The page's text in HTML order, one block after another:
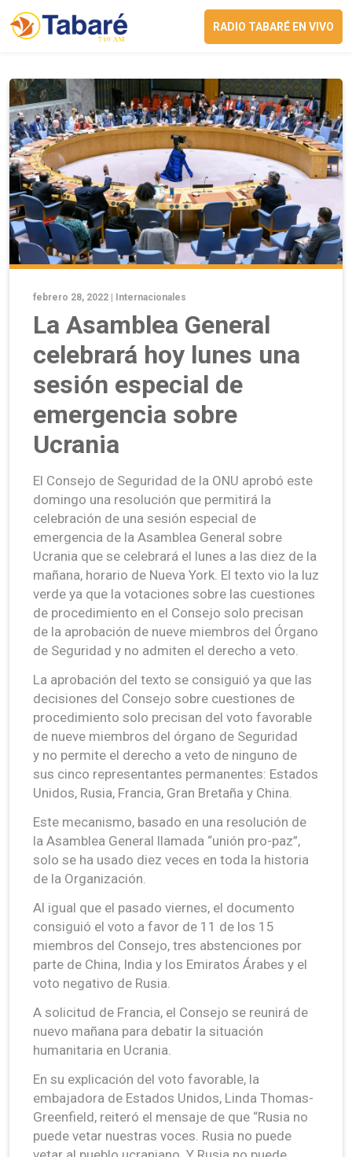
RADIO TABARÉ EN VIVO
febrero 28, 2022 | Internacionales
La Asamblea General
celebrará hoy lunes una
sesión especial de
emergencia sobre
Ucrania
El Consejo de Seguridad de la ONU aprobó este
domingo una resolución que permitirá la
celebración de una sesión especial de
emergencia de la Asamblea General sobre
Ucrania que se celebrará el lunes a las diez de la
mañana, horario de Nueva York. El texto vio la luz
verde ya que la votaciones sobre las cuestiones
de procedimiento en el Consejo solo precisan
de la aprobación de nueve miembros del Órgano
de Seguridad y no admiten el derecho a veto.
La aprobación del texto se consiguió ya que las
decisiones del Consejo sobre cuestiones de
procedimiento solo precisan del voto favorable
de nueve miembros del órgano de Seguridad
y no permite el derecho a veto de ninguno de
sus cinco representantes permanentes: Estados
Unidos, Rusia, Francia, Gran Bretaña y China.
Este mecanismo, basado en una resolución de
la Asamblea General llamada “unión pro-paz”,
solo se ha usado diez veces en toda la historia
de la Organización.
Al igual que el pasado viernes, el documento
consiguió el voto a favor de 11 de los 15
miembros del Consejo, tres abstenciones por
parte de China, India y los Emiratos Árabes y el
voto negativo de Rusia.
A solicitud de Francia, el Consejo se reunirá de
nuevo mañana para debatir la situación
humanitaria en Ucrania.
En su explicación del voto favorable, la
embajadora de Estados Unidos, Linda Thomas-
Greenfield, reiteró el mensaje de que “Rusia no
puede vetar nuestras voces. Rusia no puede